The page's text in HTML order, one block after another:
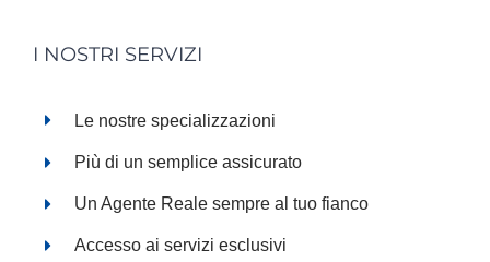
I NOSTRI SERVIZI
Le nostre specializzazioni
Più di un semplice assicurato
Un Agente Reale sempre al tuo fianco
Accesso ai servizi esclusivi